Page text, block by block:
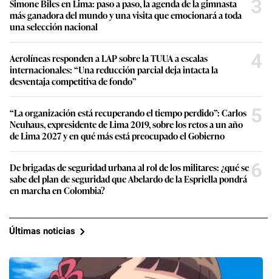
Simone Biles en Lima: paso a paso, la agenda de la gimnasta
más ganadora del mundo y una visita que emocionará a toda
una selección nacional
3
Aerolíneas responden a LAP sobre la TUUA a escalas
internacionales: “Una reducción parcial deja intacta la
desventaja competitiva de fondo”
4
“La organización está recuperando el tiempo perdido”: Carlos
Neuhaus, expresidente de Lima 2019, sobre los retos a un año
de Lima 2027 y en qué más está preocupado el Gobierno
5
De brigadas de seguridad urbana al rol de los militares: ¿qué se
sabe del plan de seguridad que Abelardo de la Espriella pondrá
en marcha en Colombia?
6
Últimas noticias